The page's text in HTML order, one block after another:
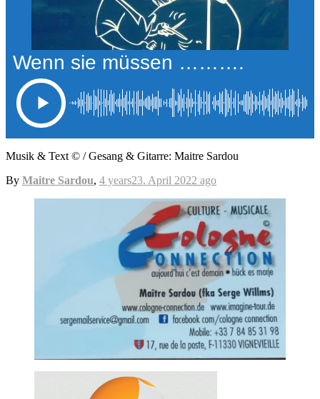
Wenn sie müssen ……….
Musik & Text © / Gesang & Gitarre: Maitre Sardou
By Maitre Sardou, 4 years23. April 2022 ago